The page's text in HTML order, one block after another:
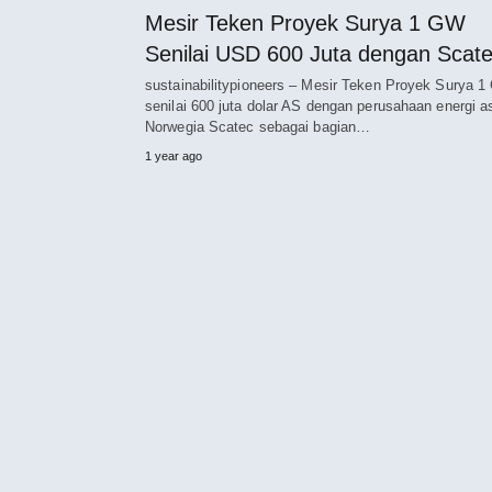
Mesir Teken Proyek Surya 1 GW
Senilai USD 600 Juta dengan
sustainabilitypioneers – Mesir Teken Proyek Surya 1
senilai 600 juta dolar AS dengan perusahaan energi
Norwegia Scatec sebagai bagian…
1 year ago